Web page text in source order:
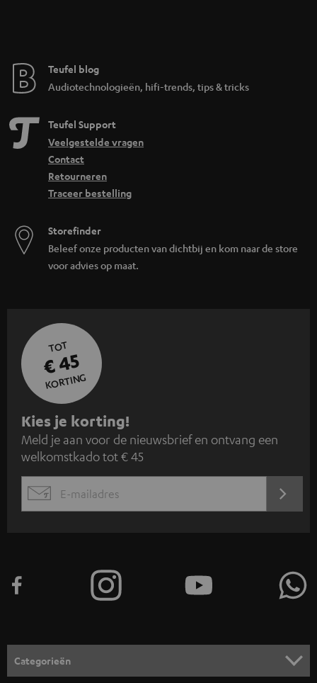
Teufel blog
Audiotechnologieën, hifi-trends, tips & tricks
Teufel Support
Veelgestelde vragen
Contact
Retourneren
Traceer bestelling
Storefinder
Beleef onze producten van dichtbij en kom naar de store
voor advies op maat.
TOT
€ 45
KORTING
A
a
n
m
e
n
o
r
Kies je korting!
Meld je aan voor de nieuwsbrief en ontvang een
welkomstkado tot € 45
EMAIL
Categorieën